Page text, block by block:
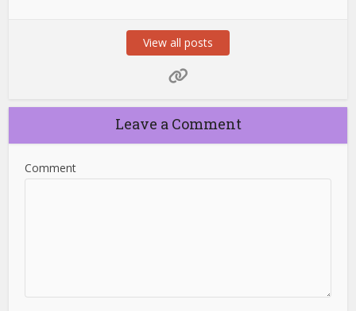
View all posts
Leave a Comment
Comment